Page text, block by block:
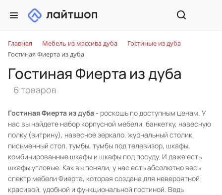
Главная Мебель из массива дуба
Гостиные из дуба
Гостиная Фиерта из дуба
Гостиная Фиерта из дуба
6 товаров
Гостиная Фиерта из дуба - роскошь по доступным ценам. У
нас вы найдете набор корпусной мебели, банкетку, навесную
полку (витрину), навесное зеркало, журнальный столик,
письменный стол, тумбы, тумбы под телевизор, шкафы,
комбинированные шкафы и шкафы под посуду. И даже есть
шкафы угловые. Как вы поняли, у нас есть абсолютно весь
спектр мебели Фиерта, которая создана для невероятной
красивой, удобной и функциональной гостиной. Ведь